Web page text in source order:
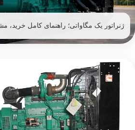
ژنراتور یک مگاواتی؛ راهنمای کامل